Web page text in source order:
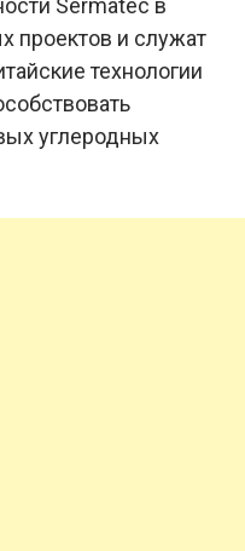
Sermatec в
проектов и служат
технологии
углеродных